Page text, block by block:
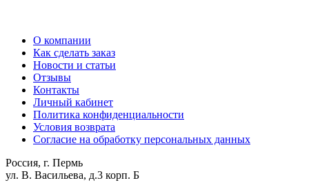
О компании
Как сделать заказ
Новости и статьи
Отзывы
Контакты
Личный кабинет
Политика конфиденциальности
Условия возврата
Согласие на обработку персональных данных
Россия, г. Пермь
ул. В. Васильева, д.3 корп. Б